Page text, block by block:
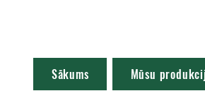
Sākums Mūsu